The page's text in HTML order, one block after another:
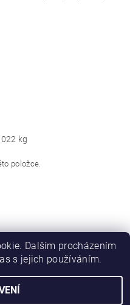
kg
položce.
Dalším procházením
s jejich používáním.